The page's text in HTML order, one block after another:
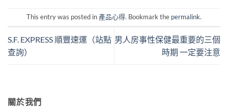
This entry was posted in 產品心得. Bookmark the permalink.
S.F. EXPRESS 順豐速運（站點
查詢）
男人房事性保健最重要的三個
時期 一定要注意
關於我們